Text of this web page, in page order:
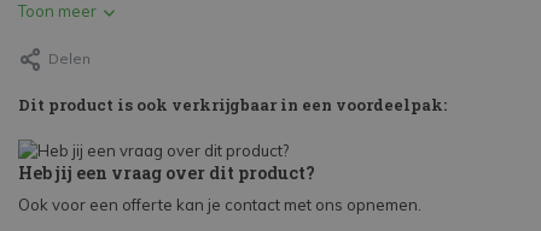
Toon meer
Delen
Dit product is ook verkrijgbaar in een voordeelpak:
Heb jij een vraag over dit product?
Ook voor een offerte kan je contact met ons opnemen.